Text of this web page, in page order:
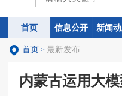
首页 信息公开 新闻
首页 信息公开 新闻
首页 > 最新发布
内蒙古运用大